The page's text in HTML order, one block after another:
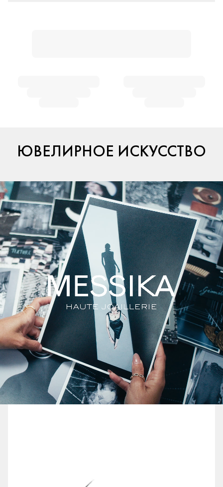
ЮВЕЛИРНОЕ ИСКУССТВО